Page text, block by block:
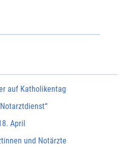
auf Katholikentag
April
und Notärzte